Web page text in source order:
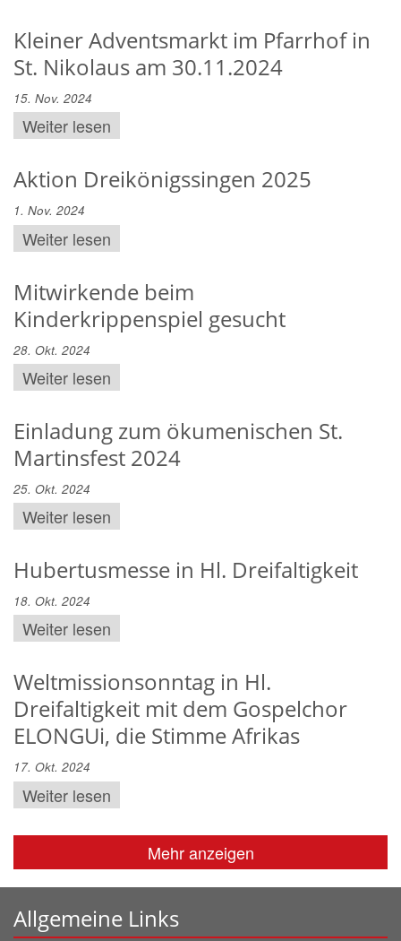
Kleiner Adventsmarkt im Pfarrhof in
St. Nikolaus am 30.11.2024
15. Nov. 2024
Weiter lesen
Aktion Dreikönigssingen 2025
1. Nov. 2024
Weiter lesen
Mitwirkende beim
Kinderkrippenspiel gesucht
28. Okt. 2024
Weiter lesen
Einladung zum ökumenischen St.
Martinsfest 2024
25. Okt. 2024
Weiter lesen
Hubertusmesse in Hl. Dreifaltigkeit
18. Okt. 2024
Weiter lesen
Weltmissionsonntag in Hl.
Dreifaltigkeit mit dem Gospelchor
ELONGUi, die Stimme Afrikas
17. Okt. 2024
Weiter lesen
Mehr anzeigen
Allgemeine Links